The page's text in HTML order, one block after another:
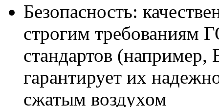
Безопасность:
строгим требованиям
стандартов
гарантирует их
сжатым воздухом